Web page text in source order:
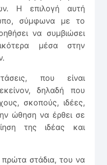
Η επιλογή αυτή
σύμφωνα με το
να συμβιώσει
μέσα στην
που είναι
δηλαδή που
σκοπούς, ιδέες,
ώθηση να έρθει σε
της ιδέας και
στάδια, του να